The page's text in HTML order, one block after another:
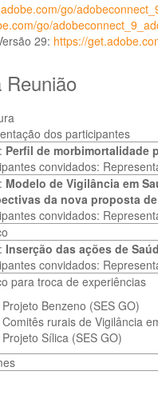
go/
go/
29: https://
Reunião
dos participantes
Perfil de morbimortalidade
convidados:
Modelo de Vigilância em
da nova proposta
convidados:
Inserção das ações de
convidados:
para troca de experiências
Projeto Benzeno (SES GO)
Comitês rurais de Vigilância
Projeto Sílica (SES GO)